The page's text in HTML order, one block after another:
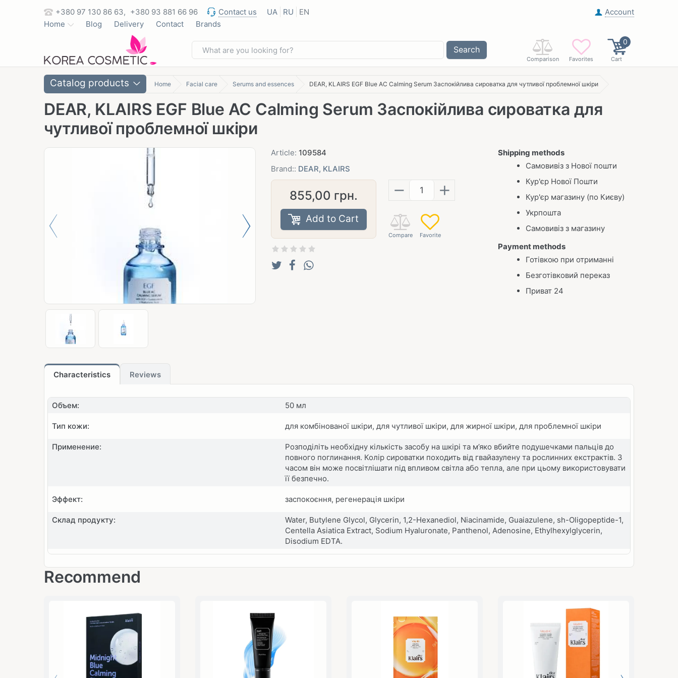
+380 97 130 86 63, +380 93 881 66 96 Contact us UA RU EN
Account
Home
Blog Delivery Contact Brands
0
Cart
Favorites
Comparison
Search
Catalog products Home Facial care Serums and essences DEAR, KLAIRS EGF Blue AC Calming Serum Заспокійлива сироватка для чутливої проблемної шкіри
DEAR, KLAIRS EGF Blue AC Calming Serum Заспокійлива сироватка для
чутливої проблемної шкіри
Article: 109584
Brand:: DEAR, KLAIRS
855,00 грн.
Add to Cart
− +
Shipping methods
Самовивіз з Нової пошти
Кур'єр Нової Пошти
Кур'єр магазину (по Києву)
Укрпошта
Самовивіз з магазину
Payment methods
Готівкою при отриманні
Безготівковий переказ
Приват 24
Characteristics Reviews
Объем: 50 мл
Тип кожи: для комбінованої шкіри, для чутливої шкіри, для жирної шкіри, для проблемної шкіри
Применение:
Розподіліть необхідну кількість засобу на шкірі та м’яко вбийте подушечками пальців до
повного поглинання. Колір сироватки походить від гвайазулену та рослинних екстрактів. З
часом він може посвітлішати під впливом світла або тепла, але при цьому використовувати
її безпечно.
Эффект: заспокоєння, регенерація шкіри
Склад продукту:
Water, Butylene Glycol, Glycerin, 1,2-Hexanediol, Niacinamide, Guaiazulene, sh-Oligopeptide-1,
Centella Asiatica Extract, Sodium Hyaluronate, Panthenol, Adenosine, Ethylhexylglycerin,
Disodium EDTA.
Recommend